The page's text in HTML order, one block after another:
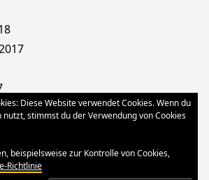
Diese Website verwendet Cookies. Wenn du
stimmst du der Verwendung von Cookies
beispielsweise zur Kontrolle von Cookies,
Richtlinie